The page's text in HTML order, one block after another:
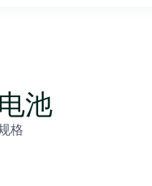
电池
格